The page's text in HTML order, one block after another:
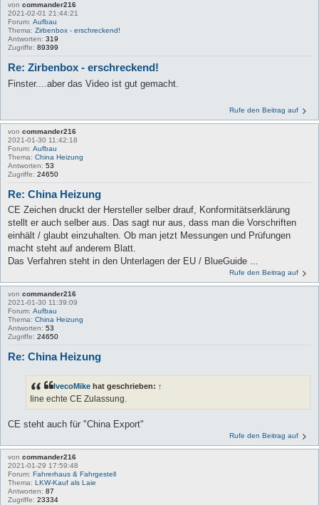
von commander216
2021-02-01 21:44:21
Forum: Aufbau
Thema: Zirbenbox - erschreckend!
Antworten: 319
Zugriffe: 89399
Re: Zirbenbox - erschreckend!
Finster....aber das Video ist gut gemacht.
Rufe den Beitrag auf
von commander216
2021-01-30 11:42:18
Forum: Aufbau
Thema: China Heizung
Antworten: 53
Zugriffe: 24650
Re: China Heizung
CE Zeichen druckt der Hersteller selber drauf, Konformitätserklärung
stellt er auch selber aus. Das sagt nur aus, dass man die Vorschriften
einhält / glaubt einzuhalten. Ob man jetzt Messungen und Prüfungen
macht steht auf anderem Blatt.
Das Verfahren steht in den Unterlagen der EU / BlueGuide ...
Rufe den Beitrag auf
von commander216
2021-01-30 11:39:09
Forum: Aufbau
Thema: China Heizung
Antworten: 53
Zugriffe: 24650
Re: China Heizung
IvecoMike hat geschrieben: ↑
Iine echte CE Zulassung.
CE steht auch für "China Export"
Rufe den Beitrag auf
von commander216
2021-01-29 17:59:48
Forum: Fahrerhaus & Fahrgestell
Thema: LKW-Kauf als Laie
Antworten: 87
Zugriffe: 23334